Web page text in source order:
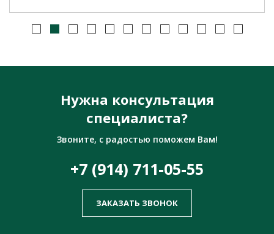
Нужна консультация
специалиста?
Звоните, с радостью поможем Вам!
+7 (914) 711-05-55
ЗАКАЗАТЬ ЗВОНОК